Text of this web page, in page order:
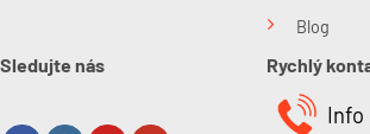
Blog
Sledujte nás Rychlý
Info